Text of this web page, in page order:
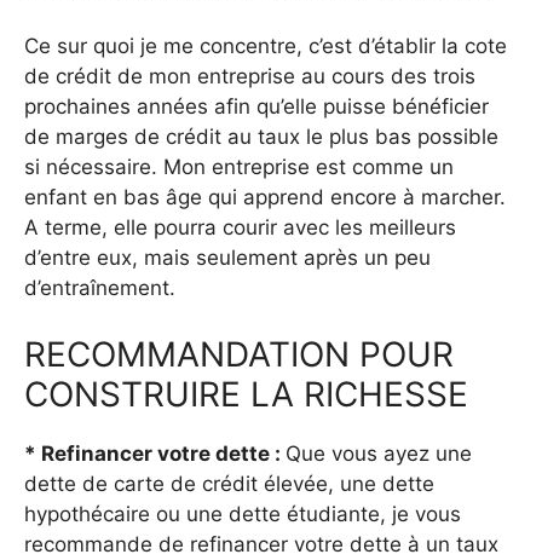
Ce sur quoi je me concentre, c’est d’établir la cote
de crédit de mon entreprise au cours des trois
prochaines années afin qu’elle puisse bénéficier
de marges de crédit au taux le plus bas possible
si nécessaire. Mon entreprise est comme un
enfant en bas âge qui apprend encore à marcher.
A terme, elle pourra courir avec les meilleurs
d’entre eux, mais seulement après un peu
d’entraînement.
RECOMMANDATION POUR
CONSTRUIRE LA RICHESSE
* Refinancer votre dette : Que vous ayez une
dette de carte de crédit élevée, une dette
hypothécaire ou une dette étudiante, je vous
recommande de refinancer votre dette à un taux